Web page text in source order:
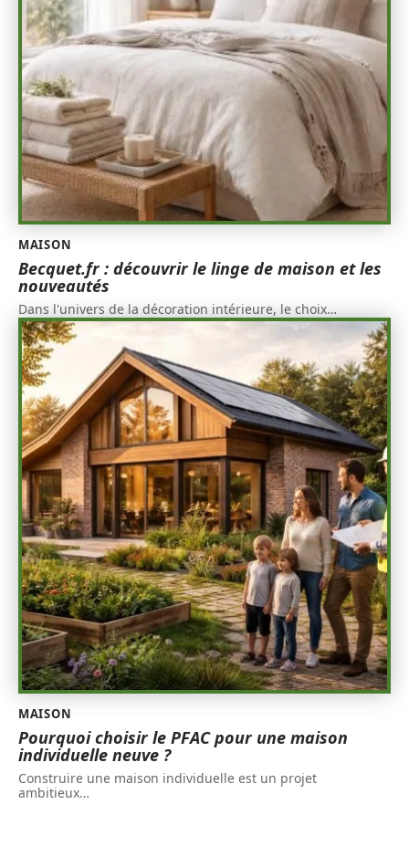
MAISON
Becquet.fr : découvrir le linge de maison et les
nouveautés
Dans l'univers de la décoration intérieure, le choix…
MAISON
Pourquoi choisir le PFAC pour une maison
individuelle neuve ?
Construire une maison individuelle est un projet
ambitieux…